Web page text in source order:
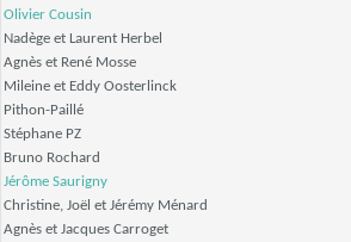
Olivier Cousin
Nadège et Laurent Herbel
Agnès et René Mosse
Mileine et Eddy Oosterlinck
Pithon-Paillé
Stéphane PZ
Bruno Rochard
Jérôme Saurigny
Christine, Joël et Jérémy Ménard
Agnès et Jacques Carroget